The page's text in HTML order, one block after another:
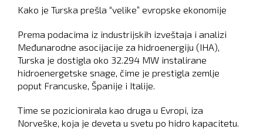
Kako je Turska prešla “velike” evropske ekonomije
Prema podacima iz industrijskih izveštaja i analizi
Međunarodne asocijacije za hidroenergiju (IHA),
Turska je dostigla oko 32.294 MW instalirane
hidroenergetske snage, čime je prestigla zemlje
poput Francuske, Španije i Italije.
Time se pozicionirala kao druga u Evropi, iza
Norveške, koja je deveta u svetu po hidro kapacitetu.